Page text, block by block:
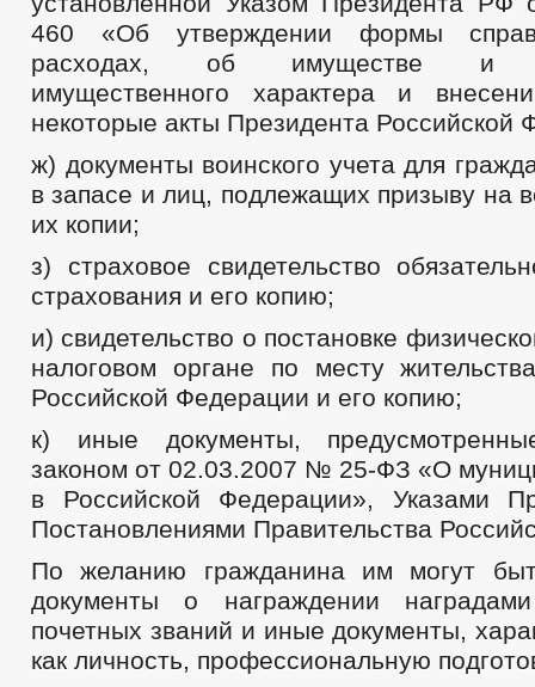
460 «Об утверждении формы
расходах, об имуществе и
имущественного характера и
некоторые акты Президента Российской
ж) документы воинского учета для
в запасе и лиц, подлежащих призыву на
их копии;
з) страховое свидетельство
страхования и его копию;
и) свидетельство о постановке
налоговом органе по месту
Российской Федерации и его копию;
к) иные документы,
законом от 02.03.2007 № 25-ФЗ «О
в Российской Федерации», Указами
Постановлениями Правительства
По желанию гражданина им могут
документы о награждении
почетных званий и иные документы,
как личность, профессиональную